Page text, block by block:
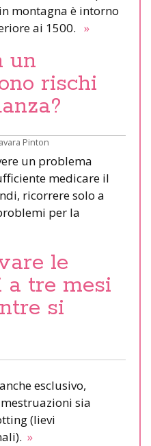
montagna è intorno
ai 1500. »
un
rischi
Pinton
un problema
medicare il
ricorrere solo a
per la
le
a tre mesi
si
esclusivo,
sia
(lievi
»